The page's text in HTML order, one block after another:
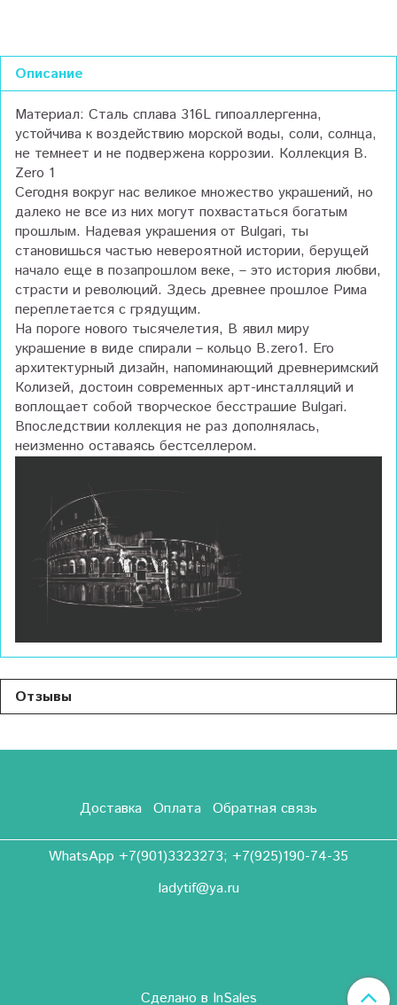
Описание
Материал: Сталь сплава 316L гипоаллергенна,
устойчива к воздействию морской воды, соли, солнца,
не темнеет и не подвержена коррозии. Коллекция B.
Zero 1
Сегодня вокруг нас великое множество украшений, но
далеко не все из них могут похвастаться богатым
прошлым. Надевая украшения от Bulgari, ты
становишься частью невероятной истории, берущей
начало еще в позапрошлом веке, – это история любви,
страсти и революций. Здесь древнее прошлое Рима
переплетается с грядущим.
На пороге нового тысячелетия, B явил миру
украшение в виде спирали – кольцо B.zero1. Его
архитектурный дизайн, напоминающий древнеримский
Колизей, достоин современных арт-инсталляций и
воплощает собой творческое бесстрашие Bulgari.
Впоследствии коллекция не раз дополнялась,
неизменно оставаясь бестселлером.
Отзывы
Доставка Оплата Обратная связь
WhatsApp +7(901)3323273; +7(925)190-74-35
ladytif@ya.ru
Сделано в InSales